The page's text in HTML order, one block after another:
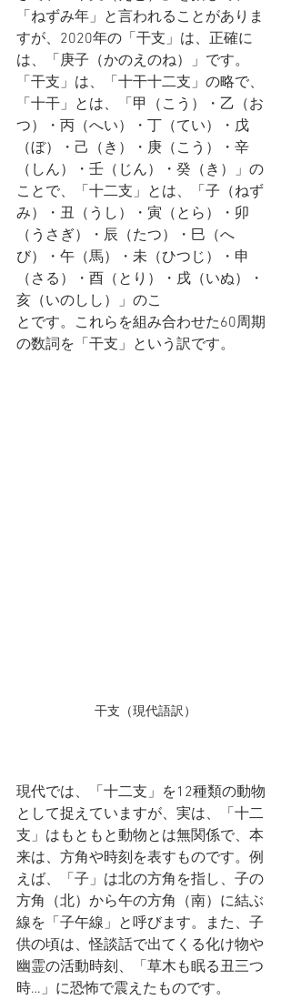
「ねずみ年」と言われることがありま
すが、2020年の「干支」は、正確に
は、「庚子（かのえのね）」です。
「干支」は、「十干十二支」の略で、
「十干」とは、「甲（こう）・乙（お
つ）・丙（へい）・丁（てい）・戊
（ぼ）・己（き）・庚（こう）・辛
（しん）・壬（じん）・癸（き）」の
ことで、「十二支」とは、「子（ねず
み）・丑（うし）・寅（とら）・卯
（うさぎ）・辰（たつ）・巳（へ
び）・午（馬）・未（ひつじ）・申
（さる）・酉（とり）・戌（いぬ）・
亥（いのしし）」のこ
とです。これらを組み合わせた60周期
の数詞を「干支」という訳です。
干支（現代語訳）
現代では、「十二支」を12種類の動物
として捉えていますが、実は、「十二
支」はもともと動物とは無関係で、本
来は、方角や時刻を表すものです。例
えば、「子」は北の方角を指し、子の
方角（北）から午の方角（南）に結ぶ
線を「子午線」と呼びます。また、子
供の頃は、怪談話で出てくる化け物や
幽霊の活動時刻、「草木も眠る丑三つ
時…」に恐怖で震えたものです。